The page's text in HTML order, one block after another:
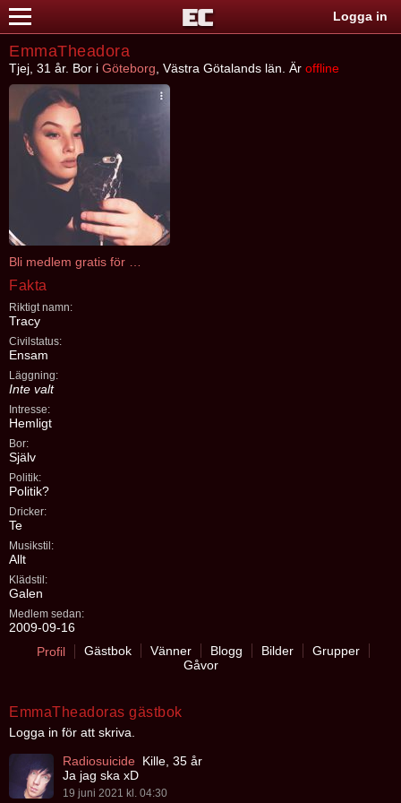
Logga in
EmmaTheadora
Tjej, 31 år. Bor i Göteborg , Västra Götalands län. Är offline
Fakta
Riktigt namn:
Tracy
Civilstatus:
Ensam
Läggning:
Inte valt
Intresse:
Hemligt
Bor:
Själv
Politik:
Politik?
Dricker:
Te
Musikstil:
Allt
Klädstil:
Galen
Medlem sedan:
2009-09-16
Profil
Gästbok Vänner Blogg Bilder
Grupper
Gåvor
EmmaTheadoras gästbok
Logga in för att skriva.
Radiosuicide Kille, 35 år
Ja jag ska xD
19 juni 2021 kl. 04:30